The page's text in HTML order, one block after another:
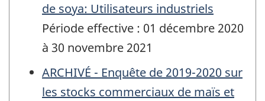
de soya: Utilisateurs industriels
Période effective : 01 décembre 2020
à 30 novembre 2021
ARCHIVÉ - Enquête de 2019-2020 sur
les stocks commerciaux de maïs et